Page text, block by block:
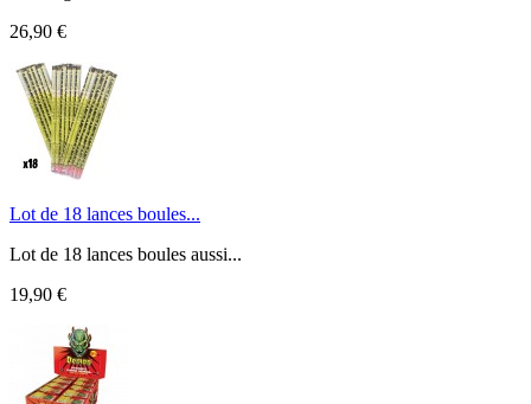
26,90 €
Lot de 18 lances boules...
Lot de 18 lances boules aussi...
19,90 €